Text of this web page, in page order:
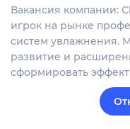
Вакансия компании:
игрок на рынке
систем увлажнения.
развитие и
сформировать